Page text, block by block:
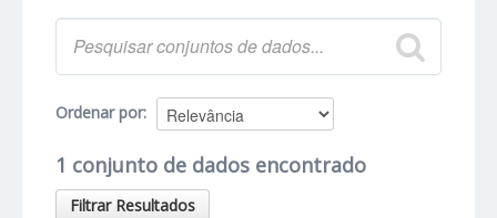
Ordenar por
1 conjunto de dados encontrado
Filtrar Resultados